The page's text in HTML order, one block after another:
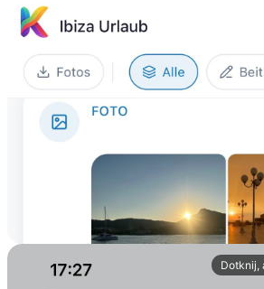
Śledźcie wydatki, dzielcie się
budżetami razem. Koniec
pieniądzach.
Zadania
Dotknij,